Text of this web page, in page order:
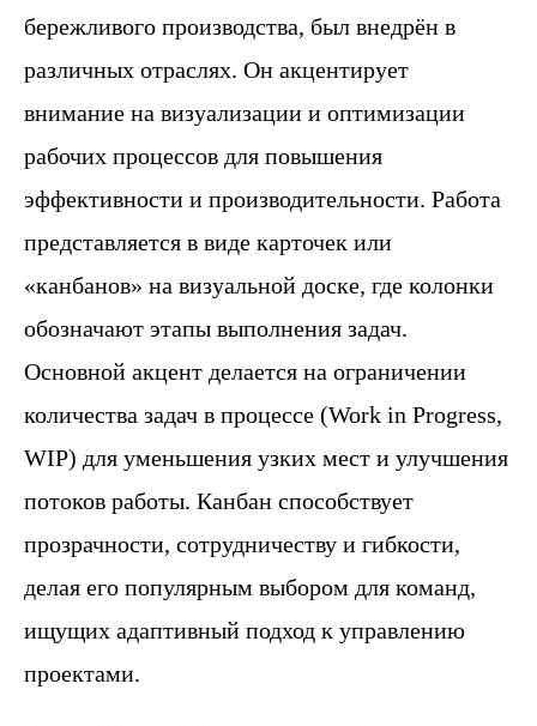
бережливого производства, был внедрён в
различных отраслях. Он акцентирует
внимание на визуализации и оптимизации
рабочих процессов для повышения
эффективности и производительности. Работа
представляется в виде карточек или
«канбанов» на визуальной доске, где колонки
обозначают этапы выполнения задач.
Основной акцент делается на ограничении
количества задач в процессе (Work in Progress,
WIP) для уменьшения узких мест и улучшения
потоков работы. Канбан способствует
прозрачности, сотрудничеству и гибкости,
делая его популярным выбором для команд,
ищущих адаптивный подход к управлению
проектами.